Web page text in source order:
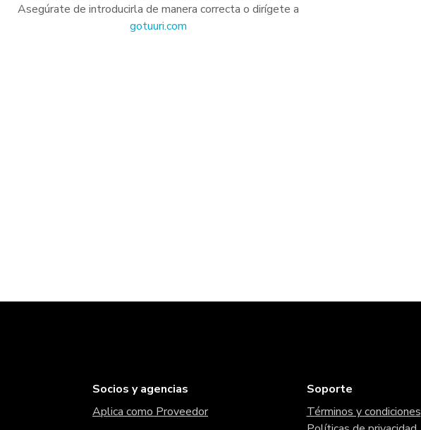
Asegúrate de introducirla de manera correcta o dirígete a
gotuuri.com
Socios y agencias
Aplica como Proveedor
Soporte
Términos y condiciones